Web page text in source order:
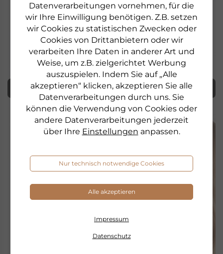
Datenverarbeitungen vornehmen, für die
wir Ihre Einwilligung benötigen. Z.B. setzen
wir Cookies zu statistischen Zwecken oder
Cookies von Drittanbietern oder wir
verarbeiten Ihre Daten in anderer Art und
Weise, um z.B. zielgerichtet Werbung
auszuspielen. Indem Sie auf „Alle
akzeptieren“ klicken, akzeptieren Sie alle
Datenverarbeitungen durch uns. Sie
können die Verwendung von Cookies oder
andere Datenverarbeitungen jederzeit
über Ihre Einstellungen anpassen.
Nur technisch notwendige Cookies
Alle akzeptieren
Impressum
Datenschutz
Newsletter
Erfahren Sie als erster von neuen Produkten,
Gewinnspielen und Aktionen.
Abonnieren